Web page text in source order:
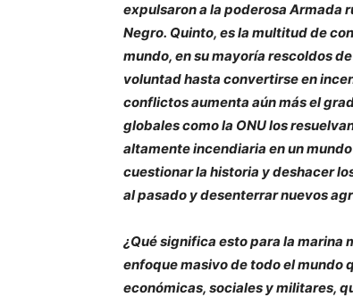
expulsaron a la poderosa Armada
Negro. Quinto, es la multitud de
mundo, en su mayoría rescoldos
voluntad hasta convertirse en
conflictos aumenta aún más el
globales como la ONU los
altamente incendiaria en un
cuestionar la historia y deshacer
al pasado y desenterrar nuevos
¿Qué significa esto para la marina
enfoque masivo de todo el
económicas, sociales y militares,